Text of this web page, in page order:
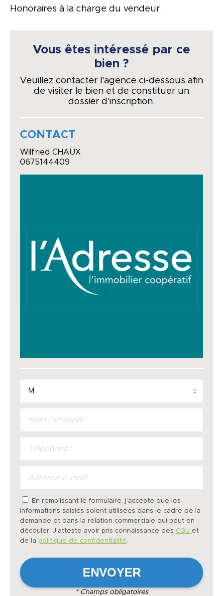
Honoraires à la charge du vendeur.
Vous êtes intéressé par ce
bien ?
Veuillez contacter l'agence ci-dessous afin
de visiter le bien et de constituer un
dossier d'inscription.
CONTACT
Wilfried CHAUX
0675144409
En remplissant le formulaire, j'accepte que les
informations saisies soient utilisées dans le cadre de la
demande et dans la relation commerciale qui peut en
découler. J'atteste avoir pris connaissance des CGU et
de la politique de confidentialité.
* Champs obligatoires